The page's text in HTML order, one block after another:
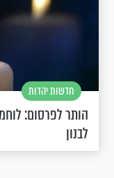
חדשות יהדות
הותר לפרסום:
לבנון